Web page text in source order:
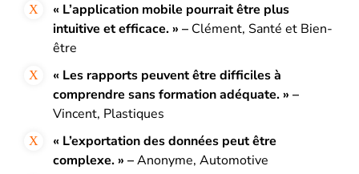
« L’application mobile pourrait être plus
intuitive et efficace. » – Clément, Santé et Bien-
être
« Les rapports peuvent être difficiles à
comprendre sans formation adéquate. » –
Vincent, Plastiques
« L’exportation des données peut être
complexe. » –Anonyme, Automotive